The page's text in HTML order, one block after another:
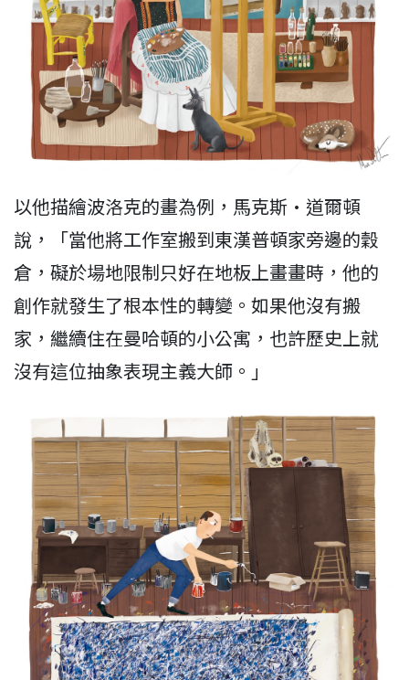
以他描繪波洛克的畫為例，馬克斯·道爾頓
說，「當他將工作室搬到東漢普頓家旁邊的穀
倉，礙於場地限制只好在地板上畫畫時，他的
創作就發生了根本性的轉變。如果他沒有搬
家，繼續住在曼哈頓的小公寓，也許歷史上就
沒有這位抽象表現主義大師。」